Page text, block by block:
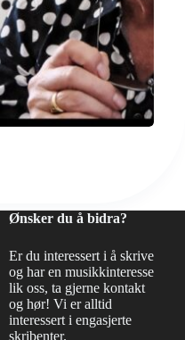
Ønsker du å bidra?
Er du interessert i å skrive
og har en musikkinteresse
lik oss, ta gjerne kontakt
og hør! Vi er alltid
interessert i engasjerte
skribenter.